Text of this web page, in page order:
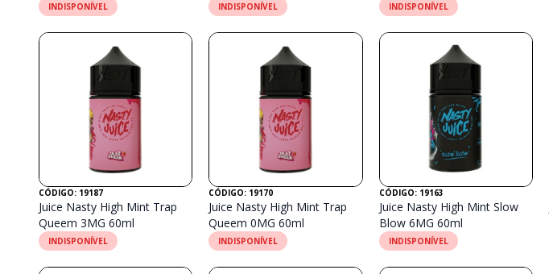
INDISPONÍVEL INDISPONÍVEL INDISPONÍVEL
CÓDIGO: 19187
Juice Nasty High Mint Trap
Queem 3MG 60ml
INDISPONÍVEL
CÓDIGO: 19170
Juice Nasty High Mint Trap
Queem 0MG 60ml
INDISPONÍVEL
CÓDIGO: 19163
Juice Nasty High Mint Slow
Blow 6MG 60ml
INDISPONÍVEL